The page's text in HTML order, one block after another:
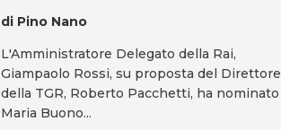
di Pino Nano
L'Amministratore Delegato della Rai,
Giampaolo Rossi, su proposta del Direttore
della TGR, Roberto Pacchetti, ha nominato
Maria Buono...